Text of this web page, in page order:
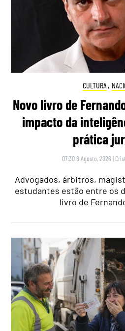
CULTURA ,
Novo livro de
impacto da
prática
07:30 6 Agosto, 2026 |
Advogados, árbitros,
estudantes estão entre os
livro de